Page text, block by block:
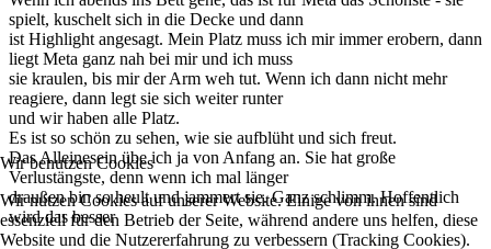
spielt, kuschelt sich in die Decke und dann
ist Highlight angesagt. Mein Platz muss ich mir immer erobern, dann
liegt Meta ganz nah bei mir und ich muss
sie kraulen, bis mir der Arm weh tut. Wenn ich dann nicht mehr
reagiere, dann legt sie sich weiter runter
und wir haben alle Platz.
Es ist so schön zu sehen, wie sie aufblüht und sich freut.
Das Alleinesein übe ich ja von Anfang an. Sie hat große
Verlustängste, denn wenn ich mal länger
draußen bin so heult und jammert sie. Ganz schlimm. Hoffentlich
wird das besser
Wir benutzen Cookies
Wir nutzen Cookies auf unserer Website. Einige von ihnen sind
essenziell für den Betrieb der Seite, während andere uns helfen, diese
Website und die Nutzererfahrung zu verbessern (Tracking Cookies).